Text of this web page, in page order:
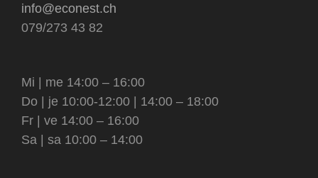
info@econest.ch
079/273 43 82
Mi | me 14:00 – 16:00
Do | je 10:00-12:00 | 14:00 – 18:00
Fr | ve 14:00 – 16:00
Sa | sa 10:00 – 14:00